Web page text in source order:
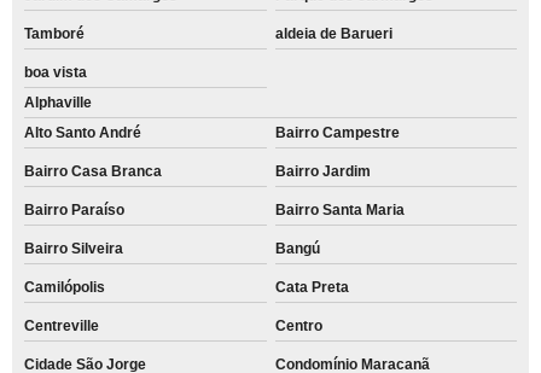
Tamboré aldeia de Barueri
boa vista
Alphaville
Alto Santo André
Bairro Campestre
Bairro Casa Branca Bairro Jardim
Bairro Paraíso Bairro Santa Maria
Bairro Silveira Bangú
Camilópolis Cata Preta
Centreville Centro
Cidade São Jorge Condomínio Maracanã